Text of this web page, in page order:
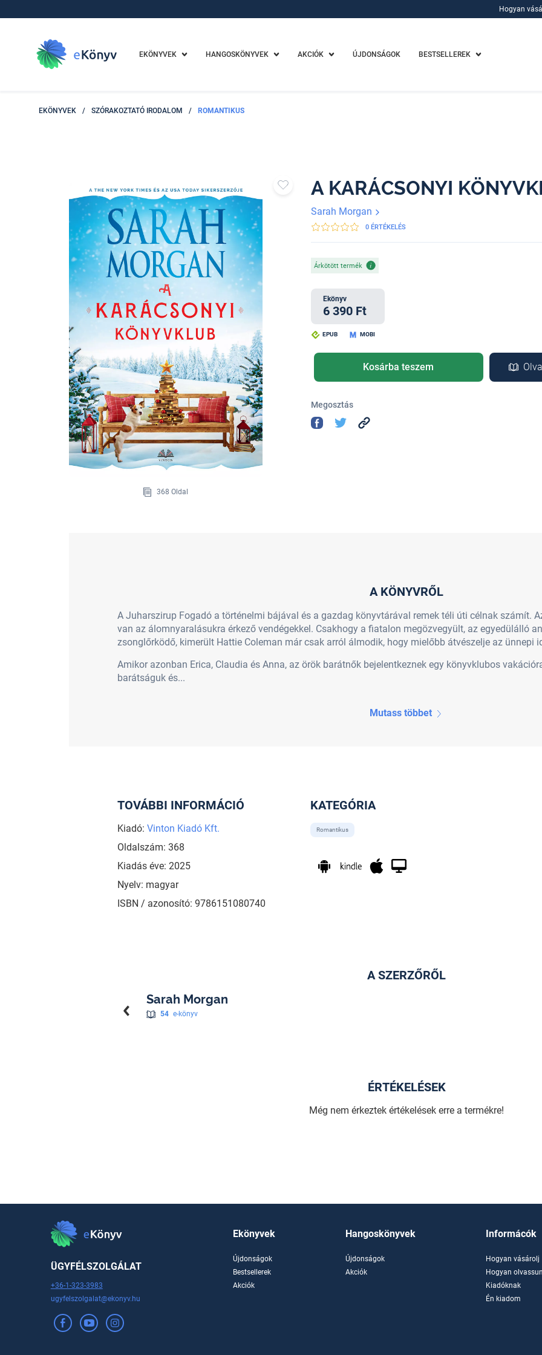
Hogyan
EKÖNYVEK HANGOSKÖNYVEK AKCIÓK ÚJDONSÁGOK BESTSELLEREK
EKÖNYVEK / SZÓRAKOZTATÓ IRODALOM / ROMANTIKUS
368 Oldal
A KARÁCSONYI
Sarah Morgan
0 ÉRTÉKELÉS
Árkötött termék
Ekönyv
6 390 Ft
EPUB MOBI
Kosárba teszem
Megosztás
A KÖNYVRŐL
A Juharszirup Fogadó a történelmi bájával és a gazdag könyvtárával remek téli úti célnak számít.
van az álomnyaralásukra érkező vendégekkel. Csakhogy a fiatalon megözvegyült, az egyedülálló
zsonglőrködő, kimerült Hattie Coleman már csak arról álmodik, hogy mielőbb átvészelje az ünnepi
Amikor azonban Erica, Claudia és Anna, az örök barátnők bejelentkeznek egy könyvklubos
barátságuk és...
Mutass többet
TOVÁBBI INFORMÁCIÓ
Kiadó: Vinton Kiadó Kft.
Oldalszám: 368
Kiadás éve: 2025
Nyelv: magyar
ISBN / azonosító: 9786151080740
KATEGÓRIA
Romantikus
A SZERZŐRŐL
Sarah Morgan
54 e-könyv
ÉRTÉKELÉSEK
Még nem érkeztek értékelések erre a termékre!
ÜGYFÉLSZOLGÁLAT
+36-1-323-3983
ugyfelszolgalat@ekonyv.hu
Ekönyvek
Újdonságok
Bestsellerek
Akciók
Hangoskönyvek
Újdonságok
Akciók
Informácók
Hogyan vásárolj
Hogyan
Kiadóknak
Én kiadom